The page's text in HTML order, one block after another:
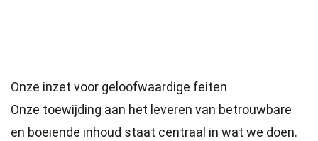
Onze inzet voor geloofwaardige feiten
Onze toewijding aan het leveren van betrouwbare
en boeiende inhoud staat centraal in wat we doen.